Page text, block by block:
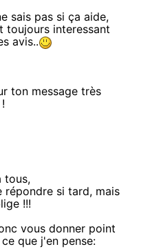
sais pas si ça aide,
toujours interessant
avis..
ton message très
tous,
répondre si tard, mais
!!!
vous donner point
que j'en pense: